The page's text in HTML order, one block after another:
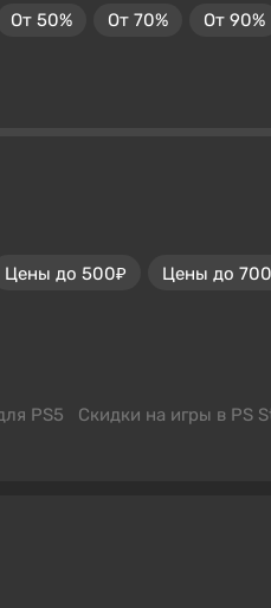
От 50% От 70% От 90%
Цены до 500₽
Цены до
PS5
Скидки на игры в PS